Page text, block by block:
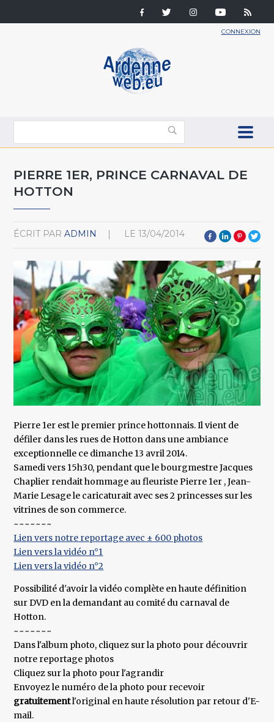
CONNEXION
PIERRE 1ER, PRINCE CARNAVAL DE
HOTTON
ÉCRIT PAR ADMIN LE 13/04/2014
Pierre 1er est le premier prince hottonnais. Il vient de
défiler dans les rues de Hotton dans une ambiance
exceptionnelle ce dimanche 13 avril 2014.
Samedi vers 15h30, pendant que le bourgmestre Jacques
Chaplier rendait hommage au fleuriste Pierre 1er , Jean-
Marie Lesage le caricaturait avec ses 2 princesses sur les
vitrines de son commerce.
~~~~~~~
Lien vers notre reportage avec ± 600 photos
Lien vers la vidéo n°1
Lien vers la vidéo n°2
Possibilité d'avoir la vidéo complète en haute définition
sur DVD en la demandant au comité du carnaval de
Hotton.
~~~~~~~
Dans l'album photo, cliquez sur la photo pour découvrir
notre reportage photos
Cliquez sur la photo pour l'agrandir
Envoyez le numéro de la photo pour recevoir
gratuitementl'original en haute résolution par retour d'E-
mail.